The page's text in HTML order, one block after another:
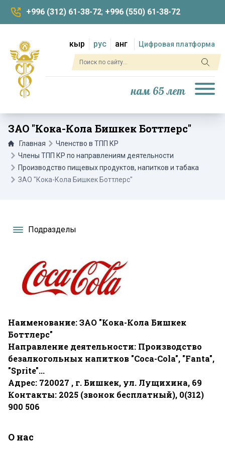
+996 (312) 61-38-72; +996 (550) 61-38-72
кыр рус анг Цифровая платформа
нам 65 лет
ЗАО "Кока-Кола Бишкек Боттлерс"
Главная
Членство в ТПП КР
Члены ТПП КР по направлениям деятельности
Производство пищевых продуктов, напитков и табака
ЗАО "Кока-Кола Бишкек Боттлерс"
Подразделы
Наименование: ЗАО "Кока-Кола Бишкек
Боттлерс"
Направление деятельности: Производство
безалкогольных напитков "Coca-Cola", "Fanta",
"Sprite"...
Адрес: 720027 , г. Бишкек, ул. Лущихина, 69
Контакты: 2025 (звонок бесплатный), 0(312)
900 506
О нас